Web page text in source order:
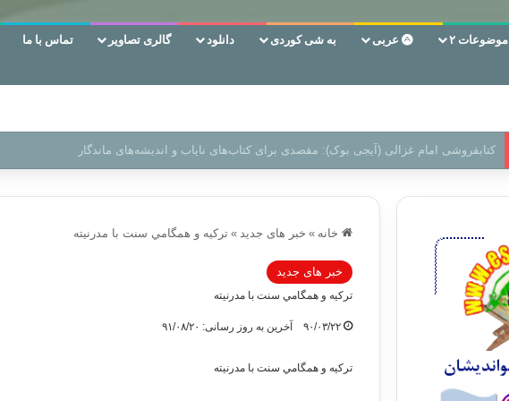
موضوعات ۲ عربی به شی کوردی دانلود گالری تصاویر تماس با ما
سر دفتر فساد در زمین‌، دوری وکناره‌گیری از راه خداست‌!
خانه » خبر های جدید » تركيه و همگامي سنت با مدرنيته
خبر های جدید
تركيه و همگامي سنت با مدرنيته
۹۰/۰۳/۲۲ آخرین به روز رسانی: ۹۱/۰۸/۲۰
تركيه و همگامي سنت با مدرنيته